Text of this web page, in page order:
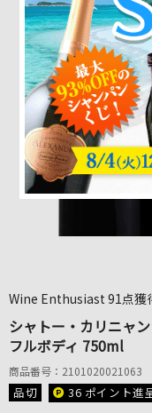
Wine Enthusiast 91点獲
シャトー・カリニャ
フルボディ 750ml
商品番号：2101020021063
品切 36 ポイント進